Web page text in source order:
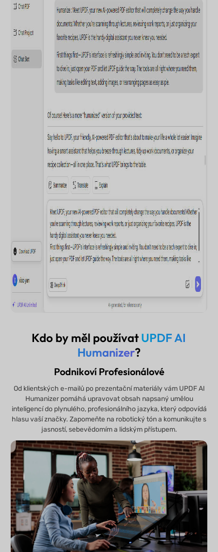
Kdo by měl používat UPDF AI
Humanizer?
Podnikoví Profesionálové
Od klientských e-mailů po prezentační materiály vám UPDF AI
Humanizer pomáhá upravovat obsah napsaný umělou
inteligencí do plynulého, profesionálního jazyka, který odpovídá
hlasu vaší značky. Zapomeňte na robotický tón a komunikujte s
jasností, sebevědomím a lidským přístupem.